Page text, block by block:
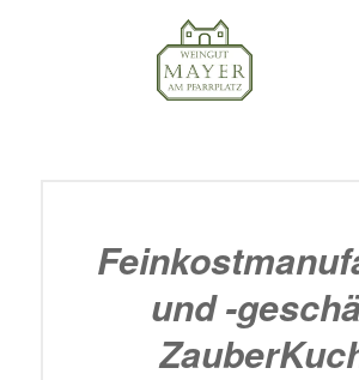
und -